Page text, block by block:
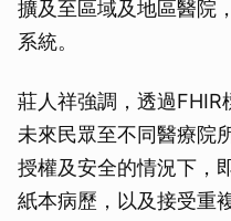
擴及至區域及地區醫院
系統。
莊人祥強調，透過FHIR
未來民眾至不同醫療院
授權及安全的情況下，
紙本病歷，以及接受重